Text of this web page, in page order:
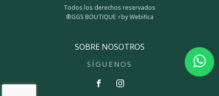
Todos los derechos reservados
®GGS BOUTIQUE ⚡by Webifica
SOBRE NOSOTROS
SÍGUENOS